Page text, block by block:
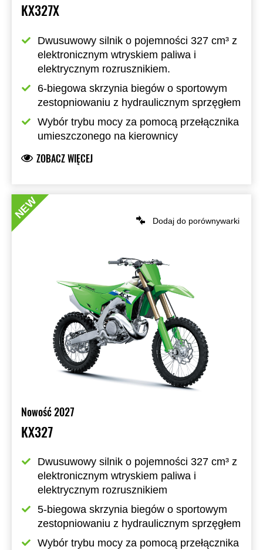
KX327X
Dwusuwowy silnik o pojemności 327 cm³ z
elektronicznym wtryskiem paliwa i
elektrycznym rozrusznikiem.
6-biegowa skrzynia biegów o sportowym
zestopniowaniu z hydraulicznym sprzęgłem
Wybór trybu mocy za pomocą przełącznika
umieszczonego na kierownicy
ZOBACZ WIĘCEJ
Dodaj do porównywarki
Nowość 2027
KX327
Dwusuwowy silnik o pojemności 327 cm³ z
elektronicznym wtryskiem paliwa i
elektrycznym rozrusznikiem
5-biegowa skrzynia biegów o sportowym
zestopniowaniu z hydraulicznym sprzęgłem
Wybór trybu mocy za pomocą przełącznika
NEW